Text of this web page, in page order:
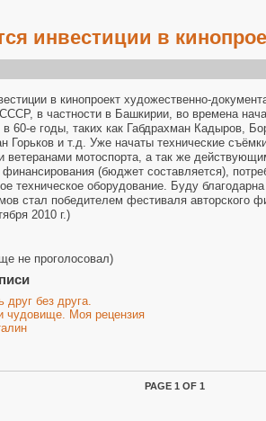
инвестиции в
в кинопроект художественно-
в частности в Башкирии, во времена
в 60-е годы, таких как Габдрахман Кадыров,
Горьков и т.д. Уже начаты технические
ветеранами мотоспорта, а так же
финансирования (бюджет составляется),
техническое оборудование. Буду
стал победителем фестиваля
2010 г.)
не проголосовал)
друг без друга.
чудовище. Моя рецензия
PAGE 1 OF 1